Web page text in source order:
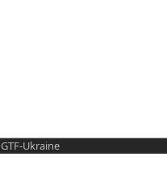
GTF-Ukraine